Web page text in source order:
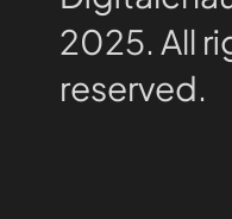
2025. All
reserved.